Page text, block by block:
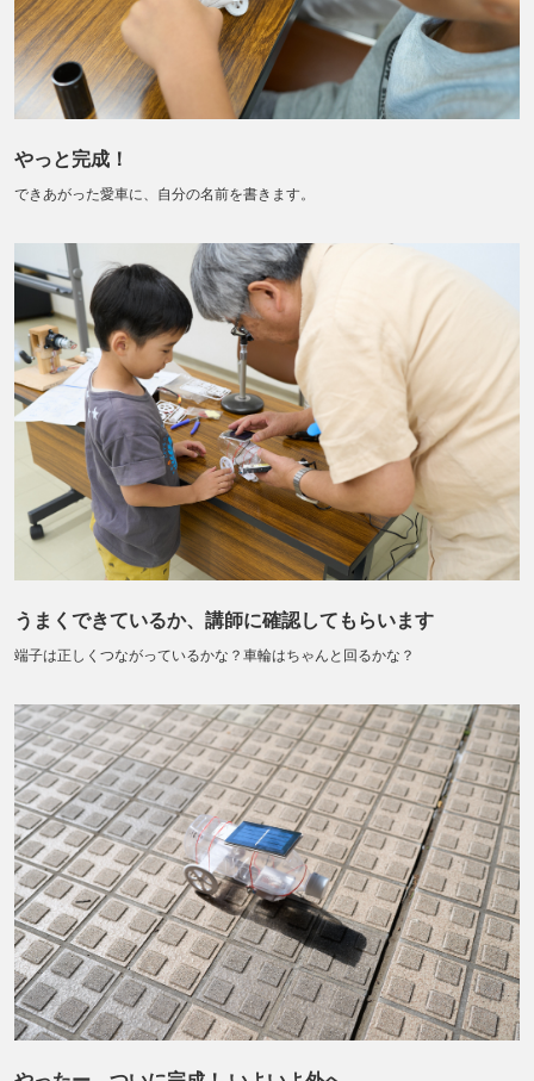
やっと完成！
できあがった愛車に、自分の名前を書きます。
うまくできているか、講師に確認してもらいます
端子は正しくつながっているかな？車輪はちゃんと回るかな？